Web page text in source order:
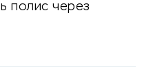
полис через